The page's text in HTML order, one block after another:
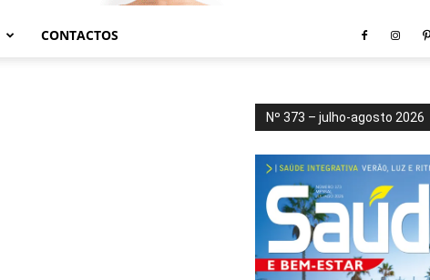
CONTACTOS
Nº 373 – julho-agosto 2026